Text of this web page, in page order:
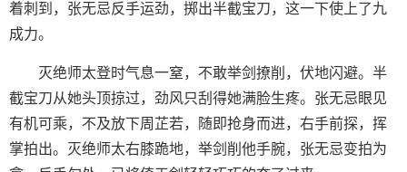
着刺到，张无忌反手运劲，掷出半截宝刀，这一下使上了九
成力。
灭绝师太登时气息一窒，不敢举剑撩削，伏地闪避。半
截宝刀从她头顶掠过，劲风只刮得她满脸生疼。张无忌眼见
有机可乘，不及放下周芷若，随即抢身而进，右手前探，挥
掌拍出。灭绝师太右膝跪地，举剑削他手腕，张无忌变拍为